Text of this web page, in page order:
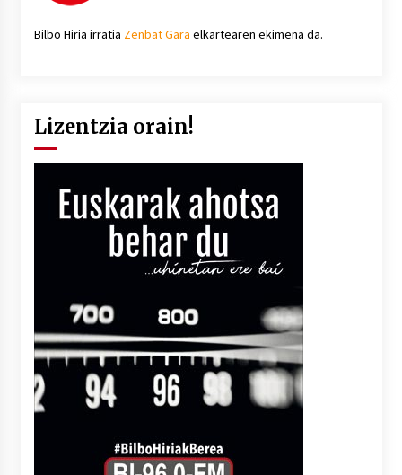
Bilbo Hiria irratia Zenbat Gara elkartearen ekimena da.
Lizentzia orain!